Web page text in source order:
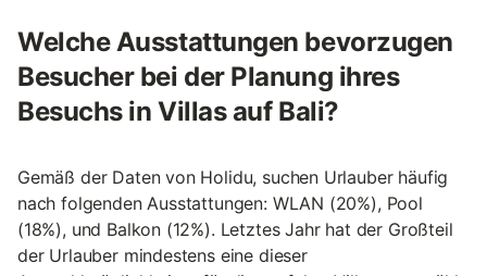
Welche Ausstattungen bevorzugen
Besucher bei der Planung ihres
Besuchs in Villas auf Bali?
Gemäß der Daten von Holidu, suchen Urlauber häufig
nach folgenden Ausstattungen: WLAN (20%), Pool
(18%), und Balkon (12%). Letztes Jahr hat der Großteil
der Urlauber mindestens eine dieser